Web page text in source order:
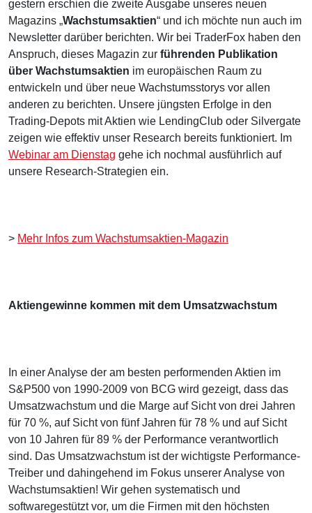
gestern erschien die zweite Ausgabe unseres neuen
Magazins „Wachstumsaktien“ und ich möchte nun auch im
Newsletter darüber berichten. Wir bei TraderFox haben den
Anspruch, dieses Magazin zur führenden Publikation
über Wachstumsaktien im europäischen Raum zu
entwickeln und über neue Wachstumsstorys vor allen
anderen zu berichten. Unsere jüngsten Erfolge in den
Trading-Depots mit Aktien wie LendingClub oder Silvergate
zeigen wie effektiv unser Research bereits funktioniert. Im
Webinar am Dienstag gehe ich nochmal ausführlich auf
unsere Research-Strategien ein.
> Mehr Infos zum Wachstumsaktien-Magazin
Aktiengewinne kommen mit dem Umsatzwachstum
In einer Analyse der am besten performenden Aktien im
S&P500 von 1990-2009 von BCG wird gezeigt, dass das
Umsatzwachstum und die Marge auf Sicht von drei Jahren
für 70 %, auf Sicht von fünf Jahren für 78 % und auf Sicht
von 10 Jahren für 89 % der Performance verantwortlich
sind. Das Umsatzwachstum ist der wichtigste Performance-
Treiber und dahingehend im Fokus unserer Analyse von
Wachstumsaktien! Wir gehen systematisch und
softwaregestützt vor, um die Firmen mit den höchsten